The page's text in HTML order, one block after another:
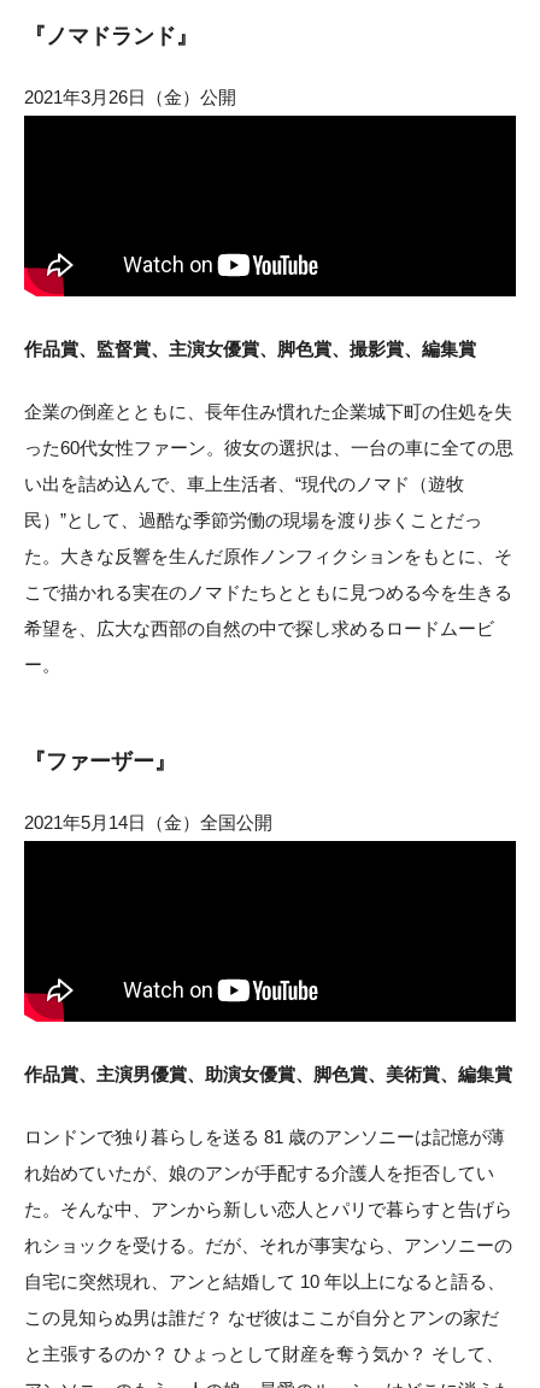
『ノマドランド』
2021年3月26日（金）公開
作品賞、監督賞、主演女優賞、脚色賞、撮影賞、編集賞
企業の倒産とともに、長年住み慣れた企業城下町の住処を失
った60代女性ファーン。彼女の選択は、一台の車に全ての思
い出を詰め込んで、車上生活者、“現代のノマド（遊牧
民）”として、過酷な季節労働の現場を渡り歩くことだっ
た。大きな反響を生んだ原作ノンフィクションをもとに、そ
こで描かれる実在のノマドたちとともに見つめる今を生きる
希望を、広大な西部の自然の中で探し求めるロードムービ
ー。
『ファーザー』
2021年5月14日（金）全国公開
作品賞、主演男優賞、助演女優賞、脚色賞、美術賞、編集賞
ロンドンで独り暮らしを送る 81 歳のアンソニーは記憶が薄
れ始めていたが、娘のアンが手配する介護人を拒否してい
た。そんな中、アンから新しい恋人とパリで暮らすと告げら
れショックを受ける。だが、それが事実なら、アンソニーの
自宅に突然現れ、アンと結婚して 10 年以上になると語る、
この見知らぬ男は誰だ？ なぜ彼はここが自分とアンの家だ
と主張するのか？ ひょっとして財産を奪う気か？ そして、